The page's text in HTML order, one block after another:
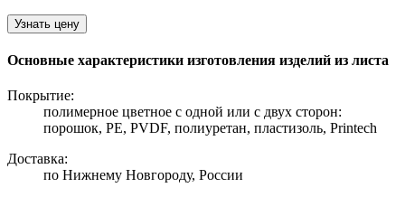
Узнать цену
Основные характеристики изготовления изделий из листа
Покрытие:
полимерное цветное с одной или с двух сторон:
порошок, PE, PVDF, полиуретан, пластизоль, Printech
Доставка:
по Нижнему Новгороду, России